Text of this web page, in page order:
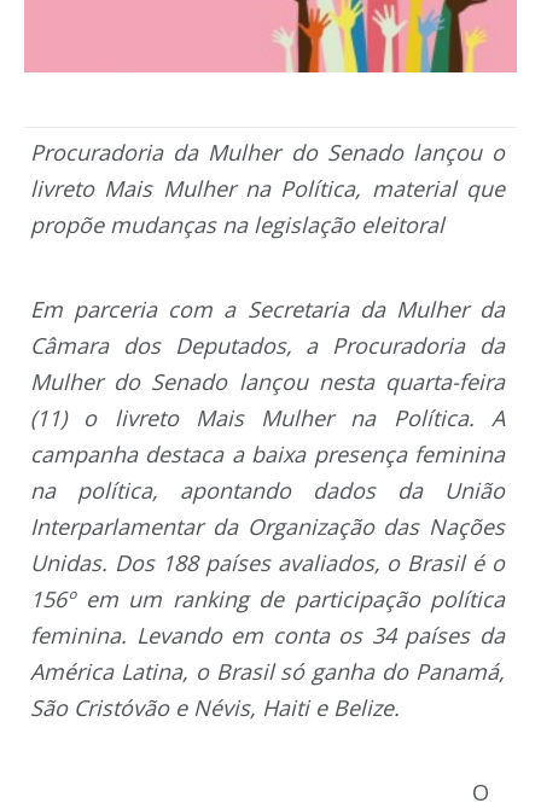
Procuradoria da Mulher do Senado lançou o
livreto Mais Mulher na Política, material que
propõe mudanças na legislação eleitoral
Em parceria com a Secretaria da Mulher da
Câmara dos Deputados, a Procuradoria da
Mulher do Senado lançou nesta quarta-feira
(11) o livreto Mais Mulher na Política. A
campanha destaca a baixa presença feminina
na política, apontando dados da União
Interparlamentar da Organização das Nações
Unidas. Dos 188 países avaliados, o Brasil é o
156º em um ranking de participação política
feminina. Levando em conta os 34 países da
América Latina, o Brasil só ganha do Panamá,
São Cristóvão e Névis, Haiti e Belize.
O